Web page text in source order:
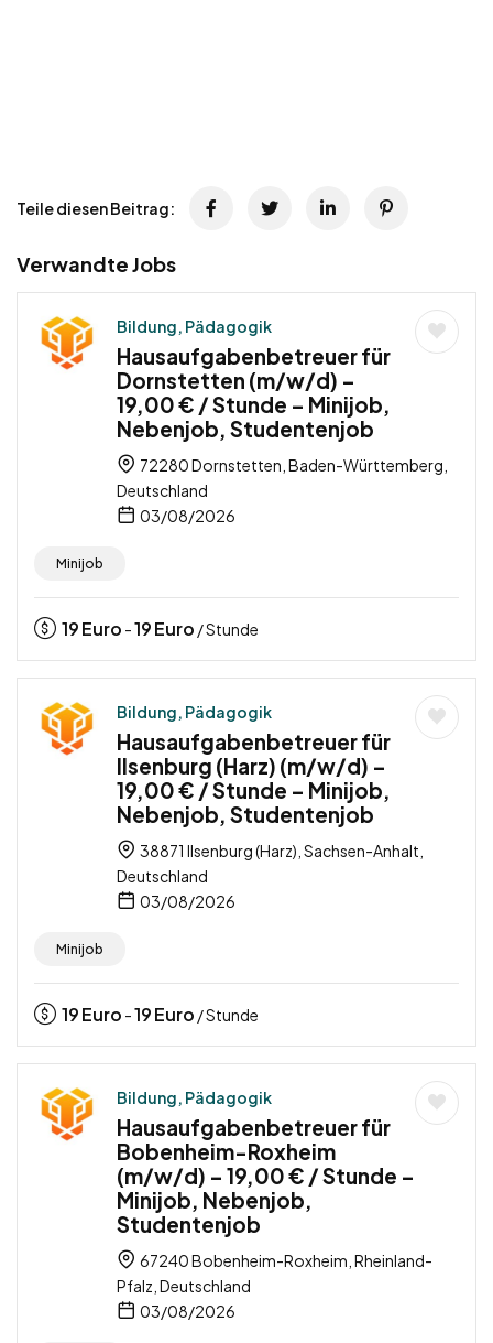
Teile diesen Beitrag:
Verwandte Jobs
Bildung, Pädagogik
Hausaufgabenbetreuer für
Dornstetten (m/w/d) –
19,00 € / Stunde – Minijob,
Nebenjob, Studentenjob
72280 Dornstetten, Baden-Württemberg,
Deutschland
03/08/2026
Minijob
19Euro -19Euro / Stunde
Bildung, Pädagogik
Hausaufgabenbetreuer für
Ilsenburg (Harz) (m/w/d) –
19,00 € / Stunde – Minijob,
Nebenjob, Studentenjob
38871 Ilsenburg (Harz), Sachsen-Anhalt,
Deutschland
03/08/2026
Minijob
19Euro -19Euro / Stunde
Bildung, Pädagogik
Hausaufgabenbetreuer für
Bobenheim-Roxheim
(m/w/d) – 19,00 € / Stunde –
Minijob, Nebenjob,
Studentenjob
67240 Bobenheim-Roxheim, Rheinland-
Pfalz, Deutschland
03/08/2026